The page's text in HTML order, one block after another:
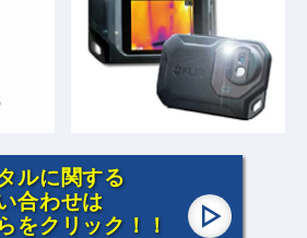
ルに関する
合わせは
をクリック！！